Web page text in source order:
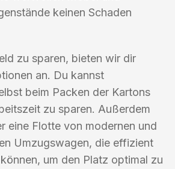
keinen Schaden
zu sparen, bieten wir dir
an. Du kannst
beim Packen der Kartons
zu sparen. Außerdem
eine Flotte von modernen und
Umzugswagen, die effizient
um den Platz optimal zu